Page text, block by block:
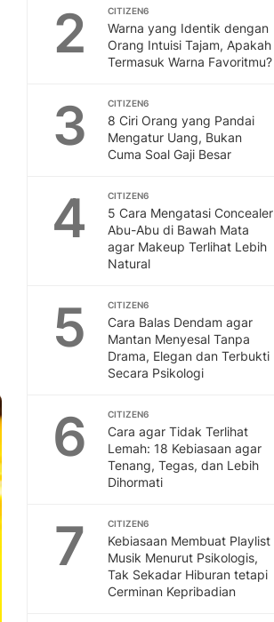
2 CITIZEN6
Warna yang Identik dengan
Orang Intuisi Tajam, Apakah
Termasuk Warna Favoritmu?
3 CITIZEN6
8 Ciri Orang yang Pandai
Mengatur Uang, Bukan
Cuma Soal Gaji Besar
4 CITIZEN6
5 Cara Mengatasi Concealer
Abu-Abu di Bawah Mata
agar Makeup Terlihat Lebih
Natural
5 CITIZEN6
Cara Balas Dendam agar
Mantan Menyesal Tanpa
Drama, Elegan dan Terbukti
Secara Psikologi
6 CITIZEN6
Cara agar Tidak Terlihat
Lemah: 18 Kebiasaan agar
Tenang, Tegas, dan Lebih
Dihormati
7 CITIZEN6
Kebiasaan Membuat Playlist
Musik Menurut Psikologis,
Tak Sekadar Hiburan tetapi
Cerminan Kepribadian